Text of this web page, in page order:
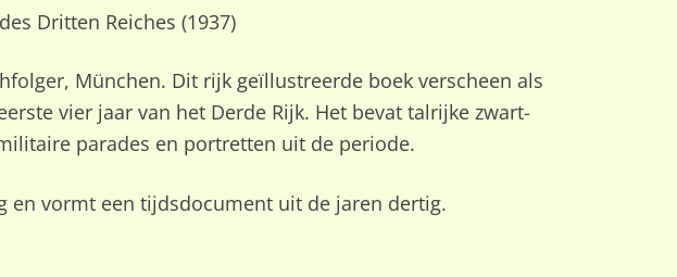
Dritten Reiches (1937)
München. Dit rijk geïllustreerde boek verscheen als
vier jaar van het Derde Rijk. Het bevat talrijke zwart-
parades en portretten uit de periode.
en vormt een tijdsdocument uit de jaren dertig.